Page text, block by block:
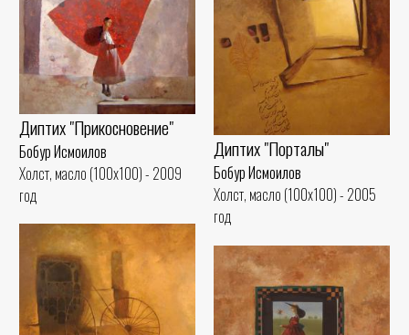
Диптих "Прикосновение"
Бобур Исмоилов
Холст, масло (100x100) - 2009
год
Диптих "Порталы"
Бобур Исмоилов
Холст, масло (100x100) - 2005
год